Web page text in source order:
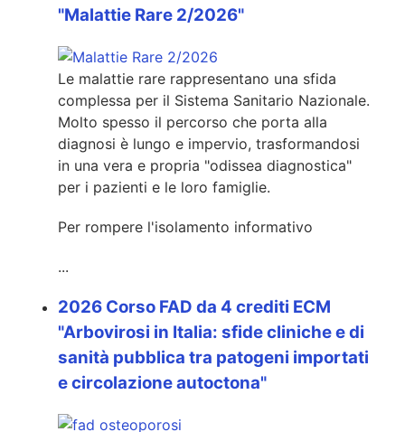
"Malattie Rare 2/2026"
Le malattie rare rappresentano una sfida
complessa per il Sistema Sanitario Nazionale.
Molto spesso il percorso che porta alla
diagnosi è lungo e impervio, trasformandosi
in una vera e propria "odissea diagnostica"
per i pazienti e le loro famiglie.
Per rompere l'isolamento informativo
...
2026 Corso FAD da 4 crediti ECM
"Arbovirosi in Italia: sfide cliniche e di
sanità pubblica tra patogeni importati
e circolazione autoctona"